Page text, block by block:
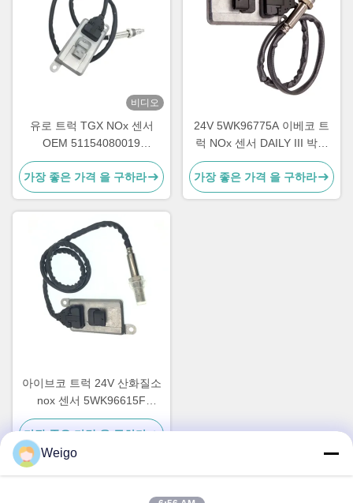
비디오
유로 트럭 TGX NOx 센서
OEM 51154080019
5WK96790B
가장 좋은 가격 을 구하라
24V 5WK96775A 이베코 트
럭 NOx 센서 DAILY III 박스
바디 5801754014
가장 좋은 가격 을 구하라
아이브코 트럭 24V 산화질소
nox 센서 5WK96615F
5801754015
가장 좋은 가격 을 구하라
Weigo